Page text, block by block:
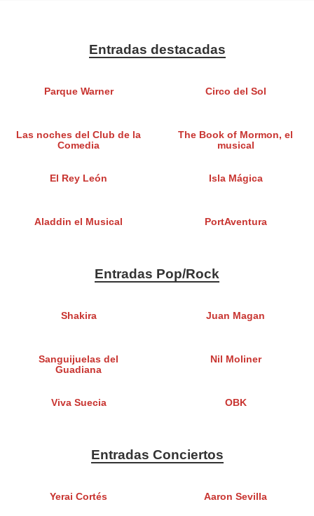
Entradas destacadas
Parque Warner Circo del Sol
Las noches del Club de la
Comedia
The Book of Mormon, el
musical
El Rey León Isla Mágica
Aladdin el Musical PortAventura
Entradas Pop/Rock
Shakira Juan Magan
Sanguijuelas del
Guadiana
Nil Moliner
Viva Suecia OBK
Entradas Conciertos
Yerai Cortés Aaron Sevilla